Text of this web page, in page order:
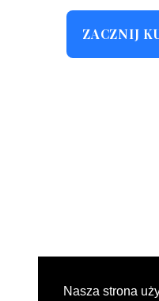
ZACZNIJ
Nasza strona